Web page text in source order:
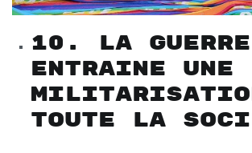
10. La guerre
entraine une
toute la